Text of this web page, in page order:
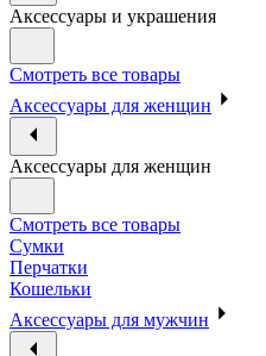
Аксессуары и украшения
Смотреть все товары
Аксессуары для женщин
Аксессуары для женщин
Смотреть все товары
Сумки
Перчатки
Кошельки
Аксессуары для мужчин